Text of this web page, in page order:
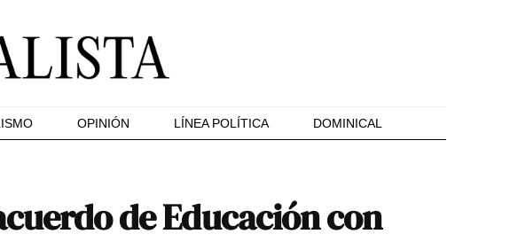
OPINIÓN LÍNEA POLÍTICA DOMINICAL
de Educación con